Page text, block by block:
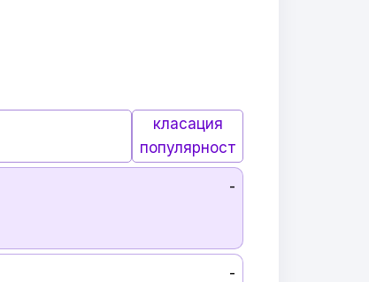
класация
популярност
-
-